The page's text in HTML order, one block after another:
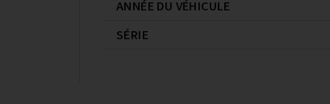
ANNÉE DU VÉHICULE
SÉRIE